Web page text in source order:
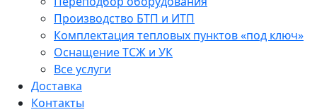
Производство БТП и ИТП
Комплектация тепловых пунктов «под ключ»
Оснащение ТСЖ и УК
Все услуги
Доставка
Контакты